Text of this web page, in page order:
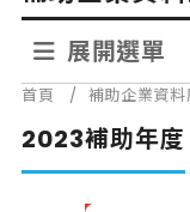
展開選單
首頁 / 補助企業資料
2023補助年度